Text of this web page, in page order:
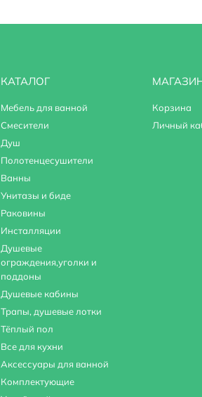
КАТАЛОГ
Мебель для ванной
Смесители
Душ
Полотенцесушители
Ванны
Унитазы и биде
Раковины
Инсталляции
Душевые
ограждения,уголки и
поддоны
Душевые кабины
Трапы, душевые лотки
Тёплый пол
Все для кухни
Аксессуары для ванной
Комплектующие
Корзина
Личный